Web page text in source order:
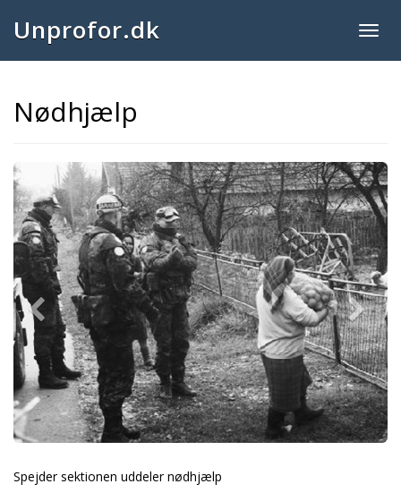
Unprofor.dk
Nødhjælp
Previous Next
Spejder sektionen uddeler nødhjælp